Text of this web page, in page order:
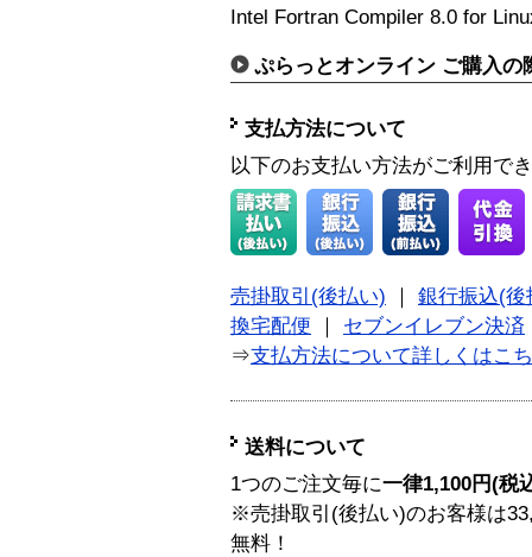
Intel Fortran Compiler 8.0 for
ぷらっとオンライン ご購入の
支払方法について
以下のお支払い方法がご利用で
売掛取引(後払い)
銀行振込(後
換宅配便
セブンイレブン決済
⇒支払方法について詳しくはこ
送料について
1つのご注文毎に一律1,100円(税
※売掛取引(後払い)のお客様は
無料！